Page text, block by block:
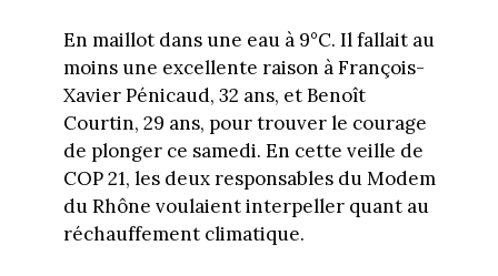
En maillot dans une eau à 9°C. Il fallait au
moins une excellente raison à François-
Xavier Pénicaud, 32 ans, et Benoît
Courtin, 29 ans, pour trouver le courage
de plonger ce samedi. En cette veille de
COP 21, les deux responsables du Modem
du Rhône voulaient interpeller quant au
réchauffement climatique.